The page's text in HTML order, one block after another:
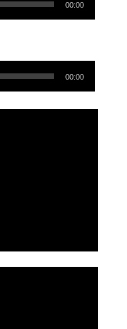
00:00
00:00